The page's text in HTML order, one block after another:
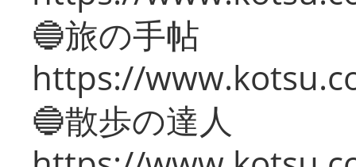
🔵旅の手帖
https://
🔵散歩の達人